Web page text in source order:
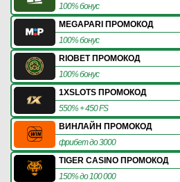
100% бонус
MEGAPARI ПРОМОКОД
100% бонус
RIOBET ПРОМОКОД
100% бонус
1XSLOTS ПРОМОКОД
550% + 450 FS
ВИНЛАЙН ПРОМОКОД
фрибет до 3000
TIGER CASINO ПРОМОКОД
150% до 100 000